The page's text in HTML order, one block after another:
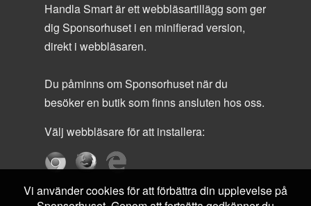
Handla Smart är ett webbläsartillägg som ger
dig Sponsorhuset i en minifierad version,
direkt i webbläsaren.
Du påminns om Sponsorhuset när du
besöker en butik som finns ansluten hos oss.
Välj webbläsare för att installera:
Vi använder cookies för att förbättra din upplevelse på